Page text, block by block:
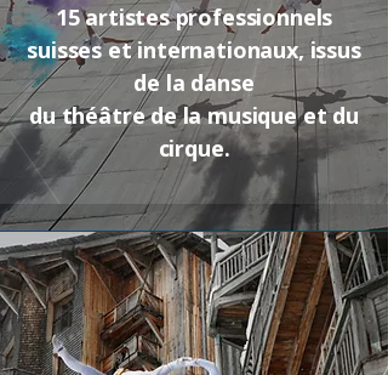
15 artistes professionnels
suisses et internationaux, issus
de la danse
du théâtre de la musique et du
cirque.